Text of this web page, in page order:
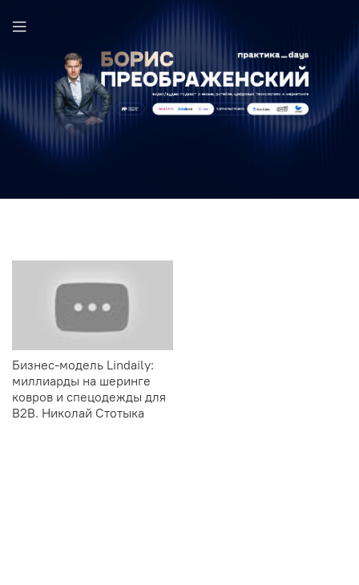
Бизнес-модель Lindaily:
миллиарды на шеринге
ковров и спецодежды для
B2B. Николай Стотыка